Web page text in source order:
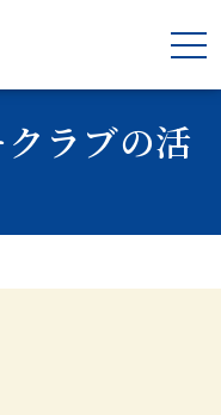
ラブの活